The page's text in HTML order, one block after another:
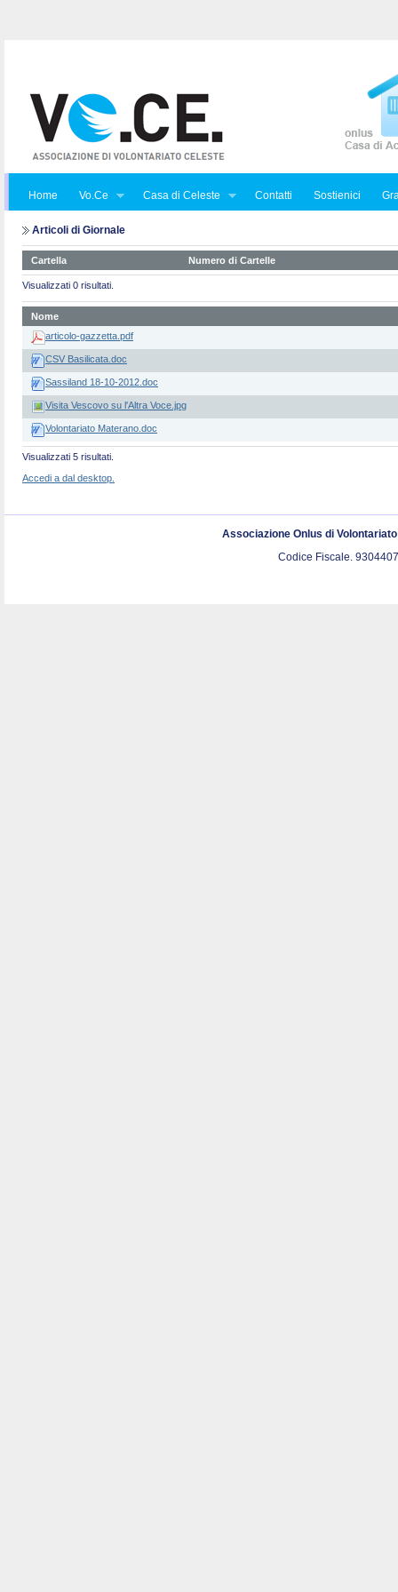
Home Vo.Ce Casa di Celeste Contatti Sostienici
Articoli di Giornale
Cartella Numero di Cartelle
Visualizzati 0 risultati.
Nome
articolo-gazzetta.pdf
CSV Basilicata.doc
Sassiland 18-10-2012.doc
Visita Vescovo su l'Altra Voce.jpg
Volontariato Materano.doc
Visualizzati 5 risultati.
Accedi a dal desktop.
Associazione Onlus di
Codice Fiscale.